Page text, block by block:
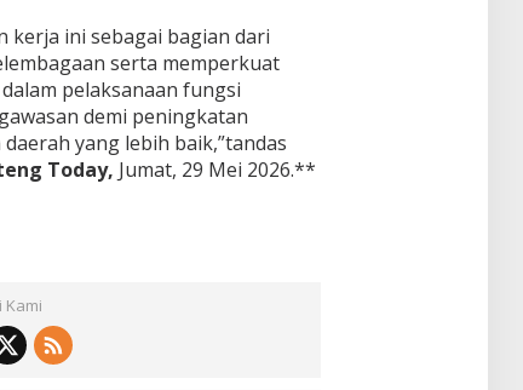
kerja ini sebagai bagian dari
serta memperkuat
pelaksanaan fungsi
demi peningkatan
yang lebih baik,”tandas
Today, Jumat, 29 Mei 2026.**
Kami